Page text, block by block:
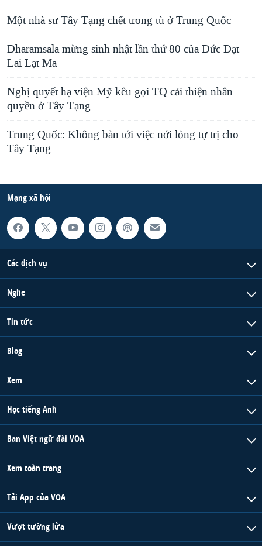
Một nhà sư Tây Tạng chết trong tù ở Trung Quốc
Dharamsala mừng sinh nhật lần thứ 80 của Đức Đạt
Lai Lạt Ma
Nghị quyết hạ viện Mỹ kêu gọi TQ cải thiện nhân
quyền ở Tây Tạng
Trung Quốc: Không bàn tới việc nới lỏng tự trị cho
Tây Tạng
Mạng xã hội
Các dịch vụ
Nghe
Tin tức
Blog
Xem
Học tiếng Anh
Ban Việt ngữ đài VOA
Xem toàn trang
Tải App của VOA
Vượt tường lửa